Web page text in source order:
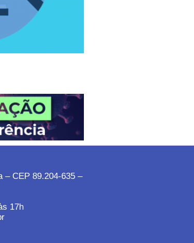
– CEP 89.204-635 –
17h